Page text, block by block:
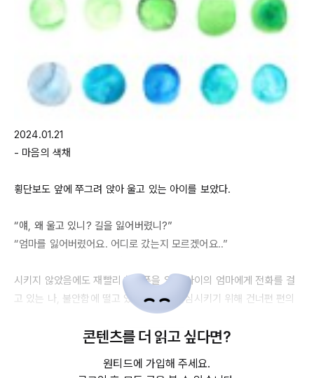
2024.01.21
- 마음의 색채
횡단보도 앞에 쭈그려 앉아 울고 있는 아이를 보았다.
“얘, 왜 울고 있니? 길을 잃어버렸니?”
“엄마를 잃어버렸어요. 어디로 갔는지 모르겠어요..”
시키지 않았음에도 재빨리 핸드폰을 열어 아이의 엄마에게 전화를 걸
고 있는 나, 불안함에 떨고 있는 아이를 안심시키기 위해 건너편 편의
점에 있는 핫초코를 사주고 있는 나였다. 이토록 자연스럽단 말인가.
에 대한 경험적 학습을 통해 쌓아 온 나의 생각, 견해 그리고 철학이기
콘텐츠를 더 읽고 싶다면?
원티드에 가입해 주세요.